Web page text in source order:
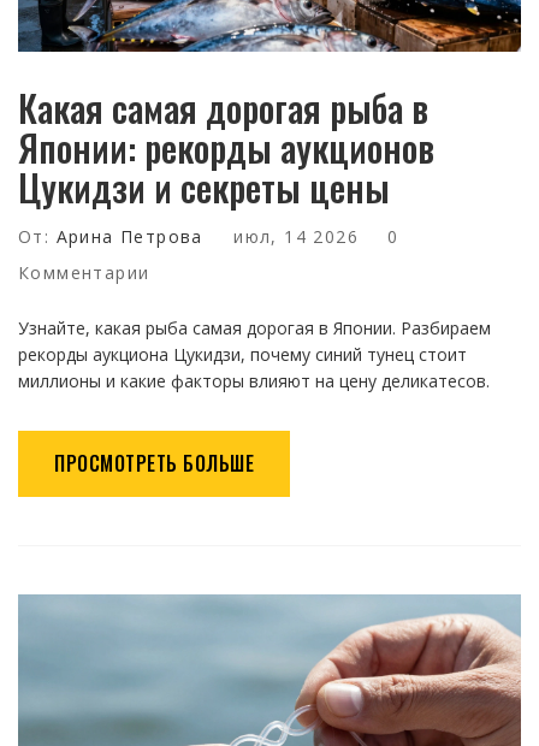
Какая самая дорогая рыба в
Японии: рекорды аукционов
Цукидзи и секреты цены
От: Арина Петрова июл, 14 2026
0
Комментарии
Узнайте, какая рыба самая дорогая в Японии. Разбираем
рекорды аукциона Цукидзи, почему синий тунец стоит
миллионы и какие факторы влияют на цену деликатесов.
ПРОСМОТРЕТЬ БОЛЬШЕ